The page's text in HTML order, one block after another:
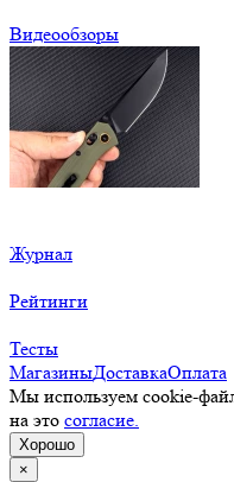
Видеообзоры
Журнал
Рейтинги
Тесты
МагазиныДоставкаОплата
Мы используем cookie-
на это согласие.
Хорошо
×